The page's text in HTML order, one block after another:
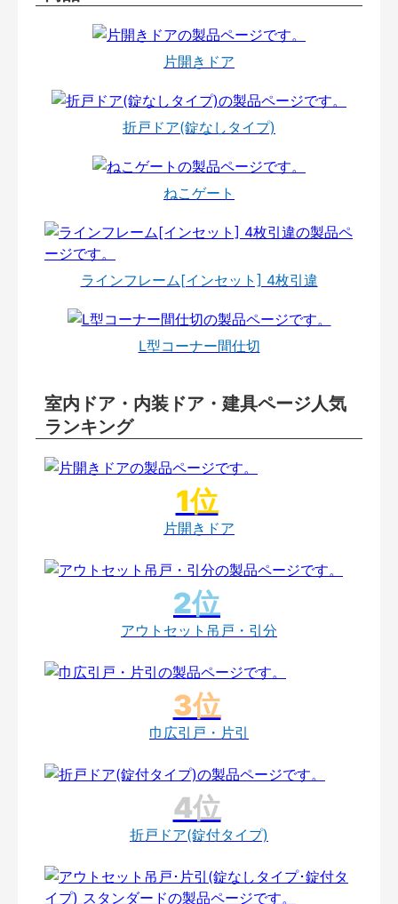
片開きドア
折戸ドア(錠なしタイプ)
ねこゲート
ラインフレーム[インセット] 4枚引違
L型コーナー間仕切
室内ドア・内装ドア・建具ページ人気
ランキング
片開きドア
アウトセット吊戸・引分
巾広引戸・片引
折戸ドア(錠付タイプ)